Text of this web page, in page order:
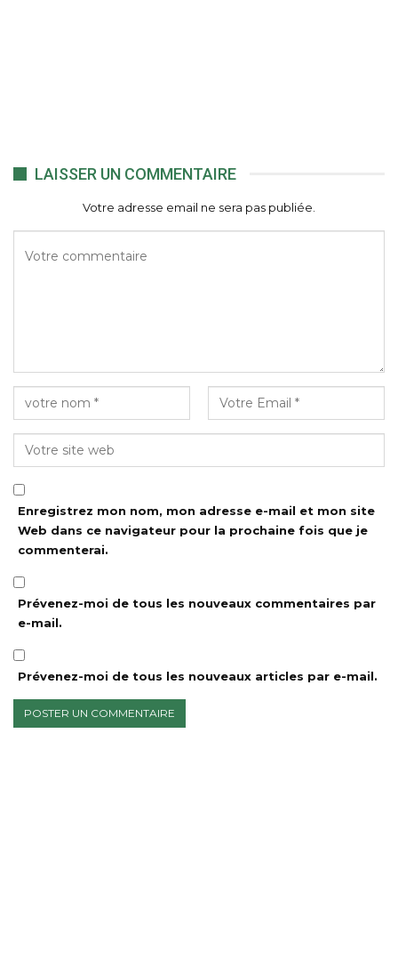
LAISSER UN COMMENTAIRE
Votre adresse email ne sera pas publiée.
Enregistrez mon nom, mon adresse e-mail et mon site
Web dans ce navigateur pour la prochaine fois que je
commenterai.
Prévenez-moi de tous les nouveaux commentaires par
e-mail.
Prévenez-moi de tous les nouveaux articles par e-mail.